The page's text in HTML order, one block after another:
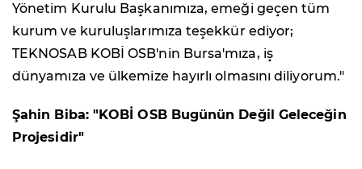
Yönetim Kurulu Başkanımıza, emeği geçen tüm
kurum ve kuruluşlarımıza teşekkür ediyor;
TEKNOSAB KOBİ OSB'nin Bursa'mıza, iş
dünyamıza ve ülkemize hayırlı olmasını diliyorum."
Şahin Biba: "KOBİ OSB Bugünün Değil Geleceğin
Projesidir"